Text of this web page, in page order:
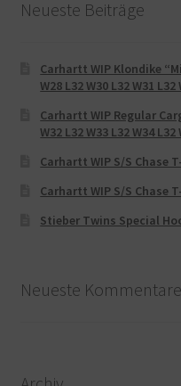
Neueste Beiträge
Carhartt WIP Klondike
W28 L32 W30 L32 W31
Carhartt WIP Regular
W32 L32 W33 L32 W34 L32
Carhartt WIP S/S Chase
Carhartt WIP S/S Chase
Stieber Twins Special
Neueste Kommentare